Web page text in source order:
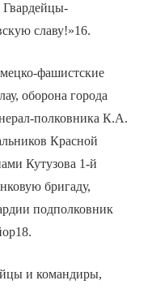
Гвардейцы-
славу!»16.
фашистские
оборона города
полковника К.А.
Красной
Кутузова 1-й
бригаду,
подполковник
и командиры,